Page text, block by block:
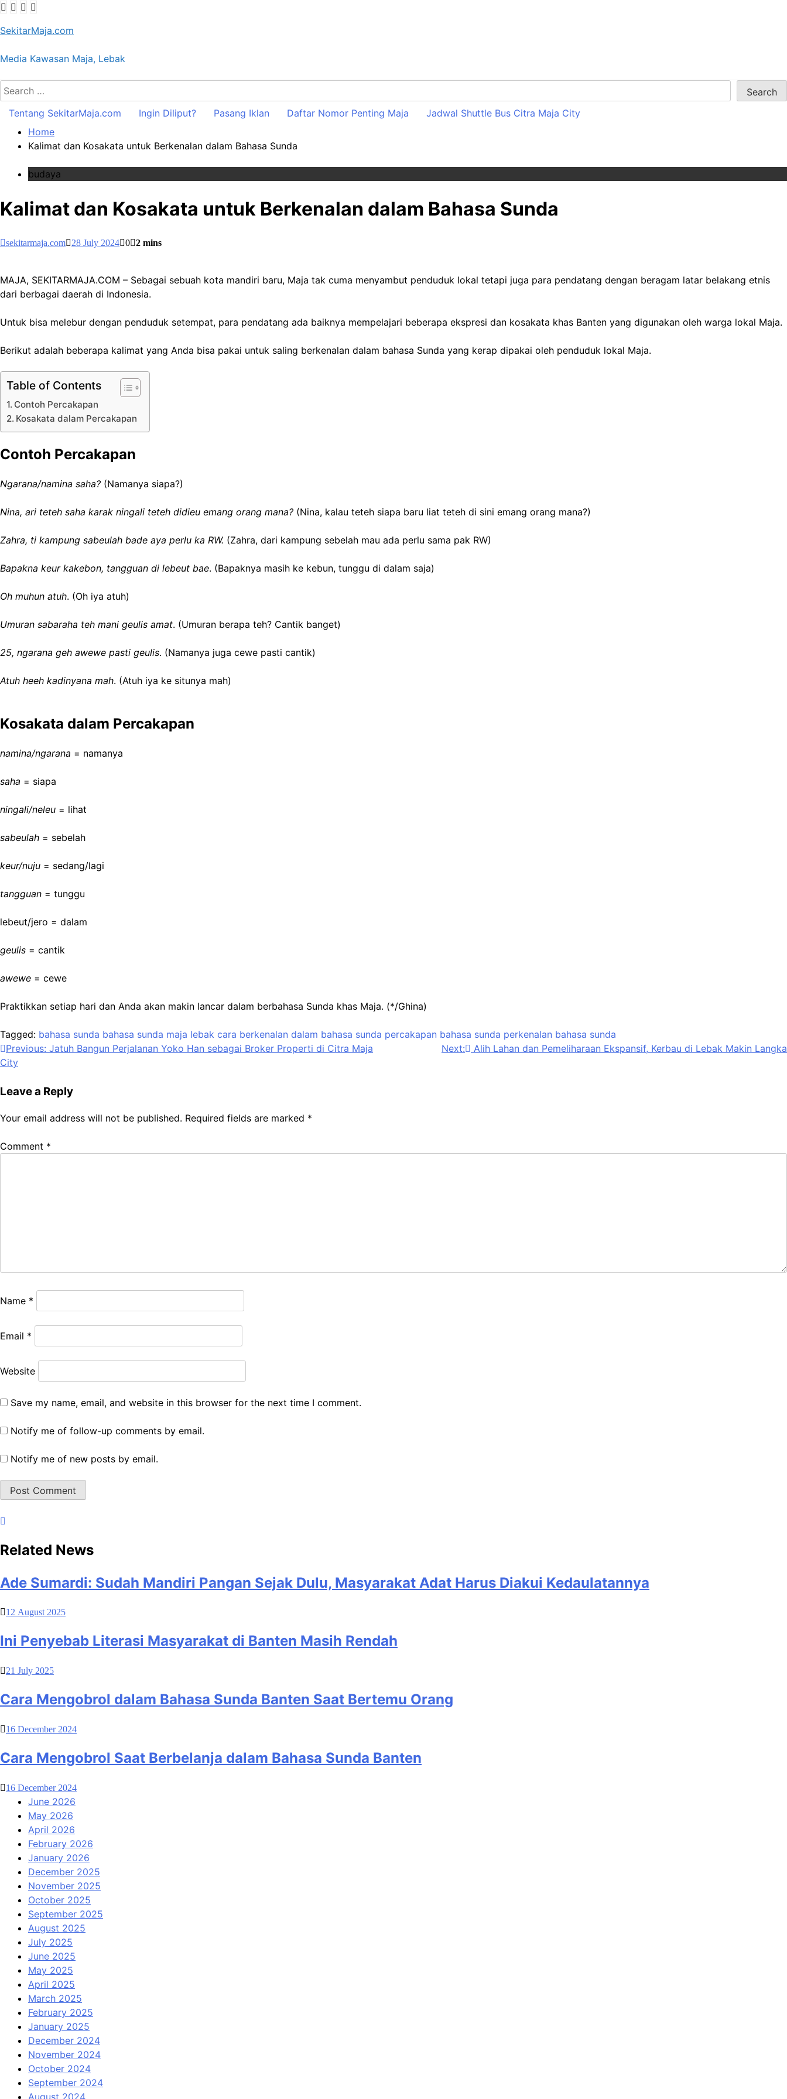
Skip
content
SekitarMaja.com
Media Kawasan Maja, Lebak
Search
for:
Tentang SekitarMaja.com
Ingin Diliput? Pasang Iklan Daftar Nomor Penting Maja
Jadwal Shuttle Bus Citra Maja City
Home
Kalimat dan Kosakata untuk Berkenalan dalam Bahasa Sunda
budaya
Kalimat dan Kosakata untuk Berkenalan dalam Bahasa Sunda
sekitarmaja.com 28 July 2024 0 2 mins
MAJA, SEKITARMAJA.COM – Sebagai sebuah kota mandiri baru, Maja tak cuma menyambut penduduk lokal tetapi juga para pendatang dengan beragam latar belakang etnis
dari berbagai daerah di Indonesia.
Untuk bisa melebur dengan penduduk setempat, para pendatang ada baiknya mempelajari beberapa ekspresi dan kosakata khas Banten yang digunakan oleh warga lokal Maja.
Berikut adalah beberapa kalimat yang Anda bisa pakai untuk saling berkenalan dalam bahasa Sunda yang kerap dipakai oleh penduduk lokal Maja.
Table of Contents
Contoh Percakapan
Kosakata dalam Percakapan
Contoh Percakapan
Ngarana/namina saha? (Namanya siapa?)
Nina, ari teteh saha karak ningali teteh didieu emang orang mana? (Nina, kalau teteh siapa baru liat teteh di sini emang orang mana?)
Zahra, ti kampung sabeulah bade aya perlu ka RW. (Zahra, dari kampung sebelah mau ada perlu sama pak RW)
Bapakna keur kakebon, tangguan di lebeut bae. (Bapaknya masih ke kebun, tunggu di dalam saja)
Oh muhun atuh. (Oh iya atuh)
Umuran sabaraha teh mani geulis amat. (Umuran berapa teh? Cantik banget)
25, ngarana geh awewe pasti geulis. (Namanya juga cewe pasti cantik)
Atuh heeh kadinyana mah. (Atuh iya ke situnya mah)
Kosakata dalam Percakapan
namina/ngarana = namanya
saha = siapa
ningali/neleu = lihat
sabeulah = sebelah
keur/nuju = sedang/lagi
tangguan = tunggu
lebeut/jero = dalam
geulis = cantik
awewe = cewe
Praktikkan setiap hari dan Anda akan makin lancar dalam berbahasa Sunda khas Maja. (*/Ghina)
Tagged: bahasa sunda bahasa sunda maja lebak cara berkenalan dalam bahasa sunda percakapan bahasa sunda perkenalan bahasa sunda
Post
navigation
Previous: Jatuh Bangun Perjalanan Yoko Han sebagai Broker Properti di Citra Maja
City
Next: Alih Lahan dan Pemeliharaan Ekspansif, Kerbau di Lebak Makin Langka
Leave a Reply
Your email address will not be published. Required fields are marked *
Comment *
Name *
Email *
Website
Save my name, email, and website in this browser for the next time I comment.
Notify me of follow-up comments by email.
Notify me of new posts by email.
Related News
Ade Sumardi: Sudah Mandiri Pangan Sejak Dulu, Masyarakat Adat Harus Diakui Kedaulatannya
12 August 2025
Ini Penyebab Literasi Masyarakat di Banten Masih Rendah
21 July 2025
Cara Mengobrol dalam Bahasa Sunda Banten Saat Bertemu Orang
16 December 2024
Cara Mengobrol Saat Berbelanja dalam Bahasa Sunda Banten
16 December 2024
June 2026
May 2026
April 2026
February 2026
January 2026
December 2025
November 2025
October 2025
September 2025
August 2025
July 2025
June 2025
May 2025
April 2025
March 2025
February 2025
January 2025
December 2024
November 2024
October 2024
September 2024
August 2024